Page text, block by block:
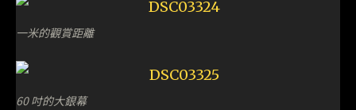
一米的觀賞距離
60 吋的大銀幕